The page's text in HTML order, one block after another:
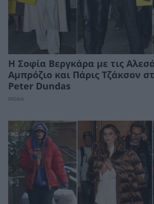
H Σοφία Βεργκάρα με τις
Αμπρόζιο και Πάρις Τζάκσον
Peter Dundas
ΜΟΔΑ